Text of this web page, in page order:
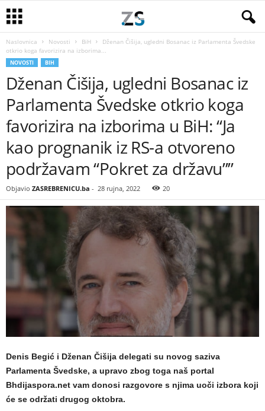
Naslovnica Novosti BiH
Dženan Čišija, ugledni Bosanac iz Parlamenta Švedske
otkrio koga favorizira na izborima...
NOVOSTI BIH
Dženan Čišija, ugledni Bosanac iz
Parlamenta Švedske otkrio koga
favorizira na izborima u BiH: “Ja
kao prognanik iz RS-a otvoreno
podržavam “Pokret za državu””
Objavio ZASREBRENICU.ba - 28 rujna, 2022 20
Denis Begić i Dženan Čišija delegati su novog saziva
Parlamenta Švedske, a upravo zbog toga naš portal
Bhdijaspora.net vam donosi razgovore s njima uoči izbora koji
će se održati drugog oktobra.